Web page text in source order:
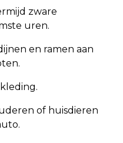
zware
uren.
en ramen aan
of huisdieren